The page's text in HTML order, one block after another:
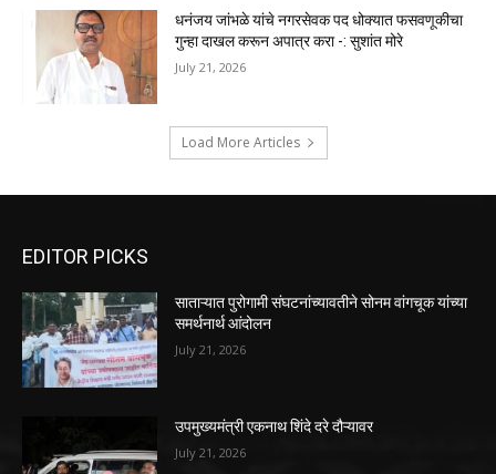
धनंजय जांभळे यांचे नगरसेवक पद धोक्यात फसवणूकीचा
गुन्हा दाखल करून अपात्र करा -: सुशांत मोरे
July 21, 2026
Load More Articles
EDITOR PICKS
साताऱ्यात पुरोगामी संघटनांच्यावतीने सोनम वांगचूक यांच्या
समर्थनार्थ आंदोलन
July 21, 2026
उपमुख्यमंत्री एकनाथ शिंदे दरे दौऱ्यावर
July 21, 2026